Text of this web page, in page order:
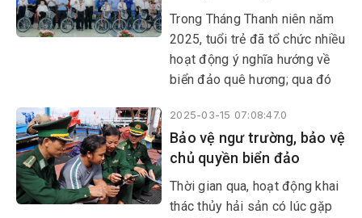
Trong Tháng Thanh niên năm
2025, tuổi trẻ đã tổ chức nhiều
hoạt động ý nghĩa hướng về
biển đảo quê hương; qua đó
nguyện của tuổi trẻ, góp phần
nâng cao ý thức bảo vệ chủ
quyền biển đảo trong tình hình
mới.
2025-03-15 07:08:47.0
Bảo vệ ngư trường, bảo vệ
chủ quyền biển đảo
Thời gian qua, hoạt động khai
thác thủy hải sản có lúc gặp